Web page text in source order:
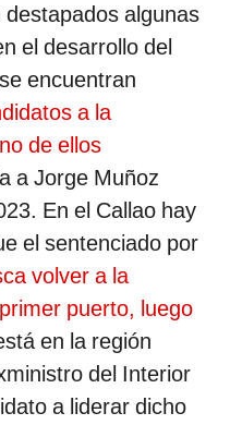
algunas
el desarrollo del
encuentran
a la
de ellos
a Jorge Muñoz
En el Callao hay
el sentenciado por
volver a la
puerto, luego
en la región
del Interior
a liderar dicho